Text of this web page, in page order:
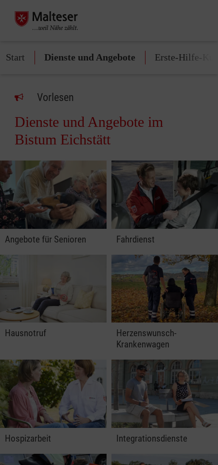
Start Dienste und Angebote Erste-Hilfe-
Vorlesen
Dienste und Angebote im
Bistum Eichstätt
Angebote für Senioren Fahrdienst
Hausnotruf
Herzenswunsch-
Krankenwagen
Hospizarbeit Integrationsdienste